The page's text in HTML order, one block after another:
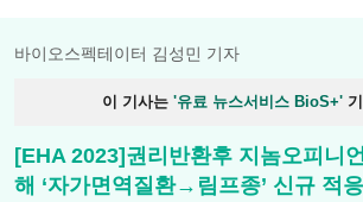
바이오스펙테이터 김성민 기자
이 기사는 '유료 뉴스서비스 BioS+'
[EHA 2023]권리반환후 지놈오피니
해 ‘자가면역질환→림프종’ 신규 적